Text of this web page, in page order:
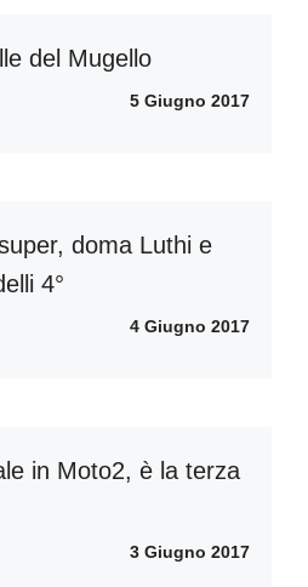
del Mugello
5 Giugno 2017
doma Luthi e
4°
4 Giugno 2017
in Moto2, è la terza
3 Giugno 2017